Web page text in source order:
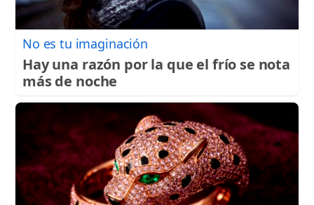
No es tu imaginación
Hay una razón por la que el frío se nota
más de noche